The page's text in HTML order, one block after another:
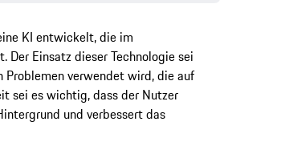
KI entwickelt, die im
Einsatz dieser Technologie sei
Problemen verwendet wird, die auf
sei es wichtig, dass der Nutzer
und verbessert das